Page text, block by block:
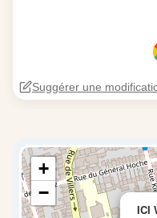
Suggérer une
ICI
+
−